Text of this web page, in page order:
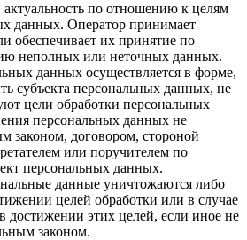
по отношению к целям
данных. Оператор принимает
обеспечивает их принятие по
неполных или неточных данных.
данных осуществляется в форме,
субъекта персональных данных, не
цели обработки персональных
персональных данных не
законом, договором, стороной
или поручителем по
персональных данных.
данные уничтожаются либо
целей обработки или в случае
достижении этих целей, если иное не
законом.